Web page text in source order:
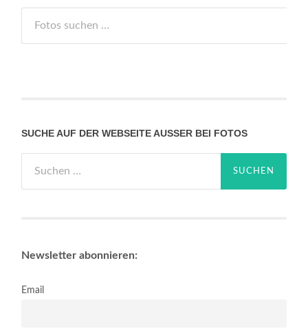
SUCHE AUF DER WEBSEITE AUSSER BEI FOTOS
nach:
Newsletter abonnieren:
Email